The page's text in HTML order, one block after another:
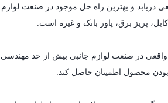
و بهترین راه حل موجود در صنعت لوازم
پریز برق، پاور بانک و غیره است.
واقعی در صنعت لوازم جانبی بیش از حد
بودن محصول اطمینان حاصل کند.